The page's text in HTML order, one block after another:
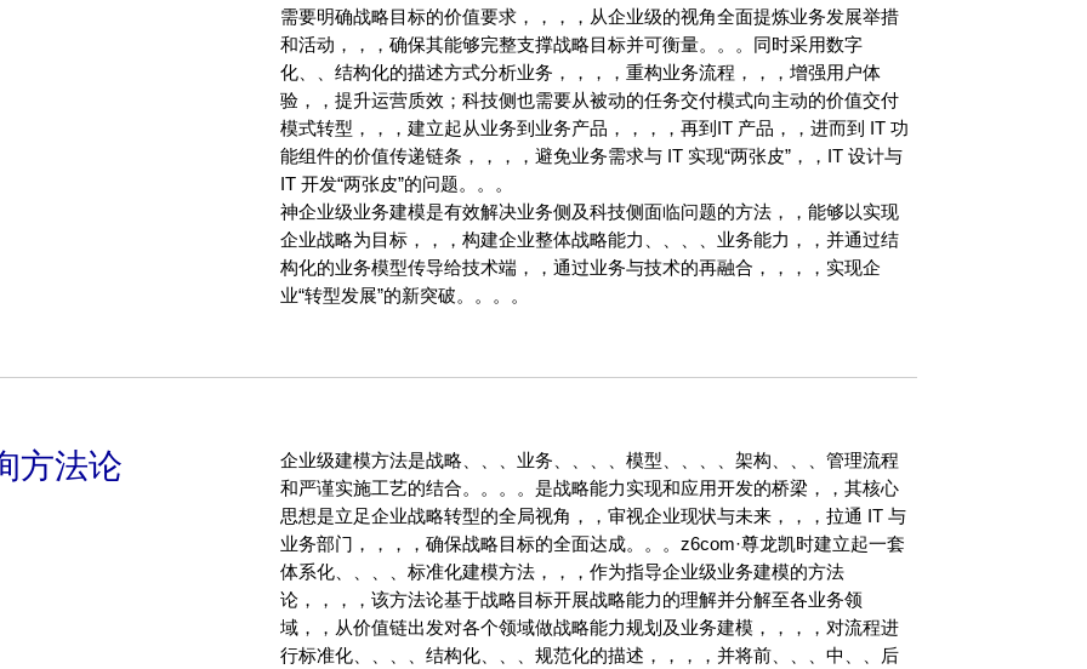
需要明确战略目标的价值要求，，，，从企业级的视角全面提炼业务发展举措
和活动，，，确保其能够完整支撑战略目标并可衡量。。。同时采用数字
化、、结构化的描述方式分析业务，，，，重构业务流程，，，增强用户体
验，，提升运营质效；科技侧也需要从被动的任务交付模式向主动的价值交付
模式转型，，，建立起从业务到业务产品，，，，再到IT 产品，，进而到 IT 功
能组件的价值传递链条，，，，避免业务需求与 IT 实现“两张皮”，，IT 设计与
IT 开发“两张皮”的问题。。。
神企业级业务建模是有效解决业务侧及科技侧面临问题的方法，，能够以实现
企业战略为目标，，，构建企业整体战略能力、、、、业务能力，，并通过结
构化的业务模型传导给技术端，，通过业务与技术的再融合，，，，实现企
业“转型发展”的新突破。。。。
方法论
企业级建模方法是战略、、、业务、、、、模型、、、、架构、、、管理流程
和严谨实施工艺的结合。。。。是战略能力实现和应用开发的桥梁，，其核心
思想是立足企业战略转型的全局视角，，审视企业现状与未来，，，拉通 IT 与
业务部门，，，，确保战略目标的全面达成。。。z6com·尊龙凯时建立起一套
体系化、、、、标准化建模方法，，，作为指导企业级业务建模的方法
论，，，，该方法论基于战略目标开展战略能力的理解并分解至各业务领
域，，从价值链出发对各个领域做战略能力规划及业务建模，，，，对流程进
行标准化、、、、结构化、、、规范化的描述，，，，并将前、、、中、、后